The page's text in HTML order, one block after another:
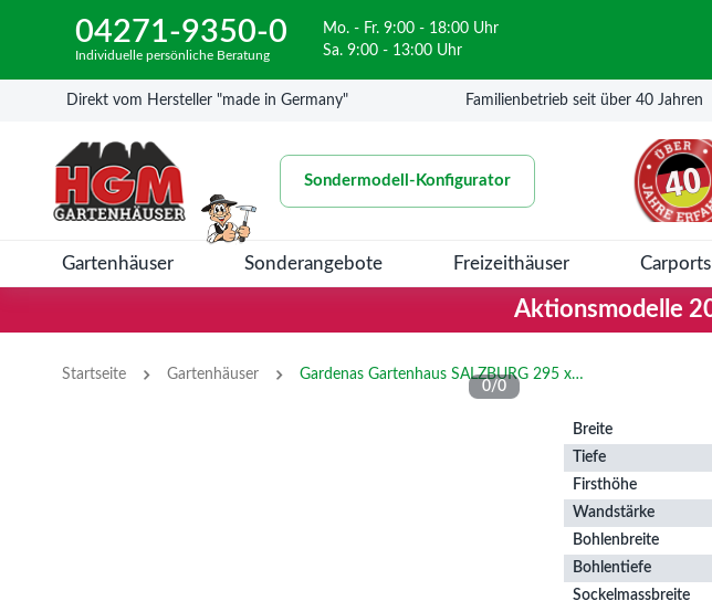
04271-9350-0
Individuelle persönliche Beratung
Mo. - Fr. 9:00 - 18:00 Uhr
Sa. 9:00 - 13:00 Uhr
Direkt vom Hersteller "made in Germany" Familienbetrieb seit über 40 Jahren
Sondermodell-Konfigurator
Gartenhäuser Sonderangebote Freizeithäuser
Aktionsmodelle
Startseite › Gartenhäuser › Gardenas Gartenhaus SALZBURG 295 x 248
0/0
Breite
Tiefe
Firsthöhe
Wandstärke
Bohlenbreite
Bohlentiefe
Sockelmassbreite